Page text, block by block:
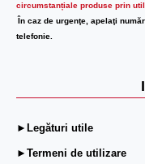
circumstanțiale produse prin
În caz de urgenţe, apelaţi
telefonie.
►Legături utile
►Termeni de utilizare